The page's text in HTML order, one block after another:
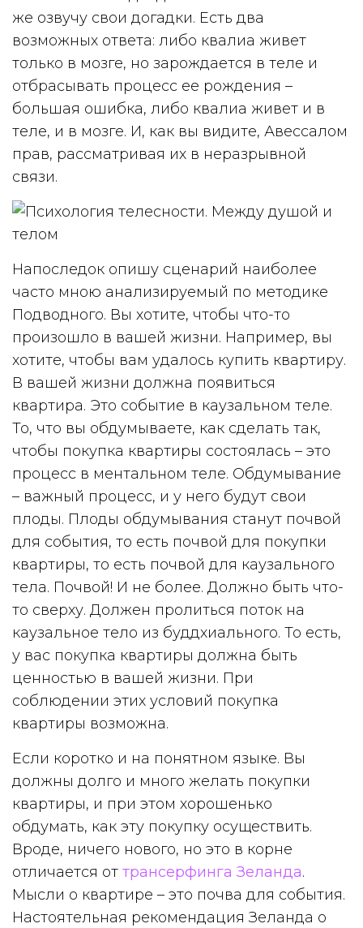
же озвучу свои догадки. Есть два
возможных ответа: либо квалиа живет
только в мозге, но зарождается в теле и
отбрасывать процесс ее рождения –
большая ошибка, либо квалиа живет и в
теле, и в мозге. И, как вы видите, Авессалом
прав, рассматривая их в неразрывной
связи.
Напоследок опишу сценарий наиболее
часто мною анализируемый по методике
Подводного. Вы хотите, чтобы что-то
произошло в вашей жизни. Например, вы
хотите, чтобы вам удалось купить квартиру.
В вашей жизни должна появиться
квартира. Это событие в каузальном теле.
То, что вы обдумываете, как сделать так,
чтобы покупка квартиры состоялась – это
процесс в ментальном теле. Обдумывание
– важный процесс, и у него будут свои
плоды. Плоды обдумывания станут почвой
для события, то есть почвой для покупки
квартиры, то есть почвой для каузального
тела. Почвой! И не более. Должно быть что-
то сверху. Должен пролиться поток на
каузальное тело из буддхиального. То есть,
у вас покупка квартиры должна быть
ценностью в вашей жизни. При
соблюдении этих условий покупка
квартиры возможна.
Если коротко и на понятном языке. Вы
должны долго и много желать покупки
квартиры, и при этом хорошенько
обдумать, как эту покупку осуществить.
Вроде, ничего нового, но это в корне
отличается от трансерфинга Зеланда.
Мысли о квартире – это почва для события.
Настоятельная рекомендация Зеланда о